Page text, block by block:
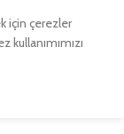
için çerezler